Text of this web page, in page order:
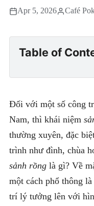
Apr 5, 2026 Café
Table of
Đối với một số công
Nam, thì khái niệm
thường xuyên, đặc
trình như đình, chùa
sảnh rồng là gì? Về
một cách phổ thông
trí lý tưởng lên với